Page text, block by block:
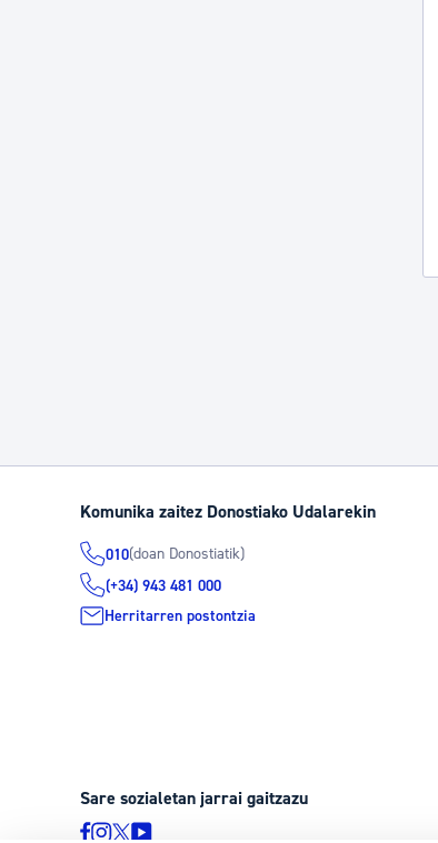
Komunika zaitez Donostiako Udalarekin
010(doan Donostiatik)
(+34) 943 481 000
Herritarren postontzia
Sare sozialetan jarrai gaitzazu